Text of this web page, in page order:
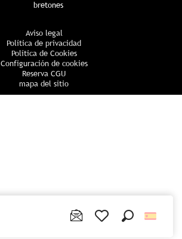
bretones
Aviso legal
Política de privacidad
Política de Cookies
Configuración de cookies
Reserva CGU
mapa del sitio